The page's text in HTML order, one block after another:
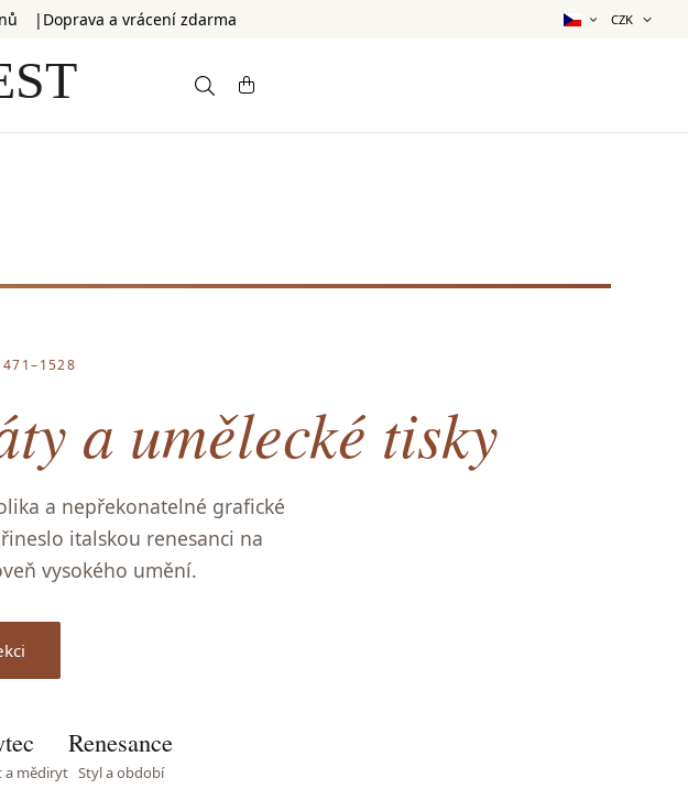
Doprava a vrácení zdarma
a umělecké tisky
a nepřekonatelné grafické
italskou renesanci na
vysokého umění.
a mědiryt
Renesance
Styl a období